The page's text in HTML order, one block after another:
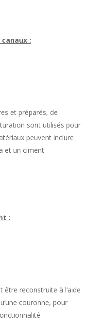
:
et préparés, de
sont utilisés pour
peuvent inclure
et un ciment
:
être reconstruite à l’aide
couronne, pour